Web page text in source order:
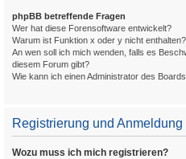
phpBB betreffende Fragen
Wer hat diese Forensoftware entwickelt?
Warum ist Funktion x oder y nicht enthalten?
An wen soll ich mich wenden, falls es
diesem Forum gibt?
Wie kann ich einen Administrator des
Registrierung und Anmeldung
Wozu muss ich mich registrieren?